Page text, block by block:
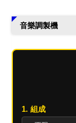
音樂調製機
1. 組成